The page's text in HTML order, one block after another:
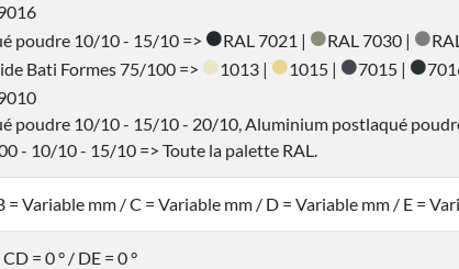
poudre 10/10 - 15/10 =>
RAL 7021 | RAL 7030 |
Bati Formes 75/100 =>
1013 | 1015 | 7015 |
poudre 10/10 - 15/10 - 20/10, Aluminium postlaqué
- 10/10 - 15/10 => Toute la palette RAL.
= Variable mm / C = Variable mm / D = Variable mm / E =
= 0 ° / DE = 0 °